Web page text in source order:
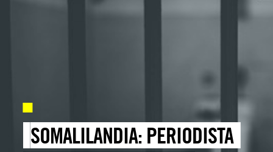
SOMALILANDIA: PERIODISTA